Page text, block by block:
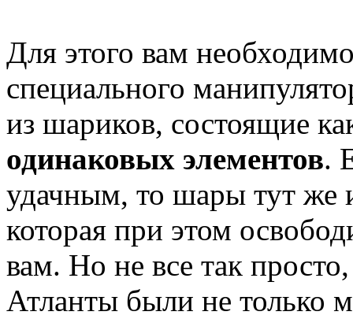
Для этого вам
специального
из шариков, состоящие
одинаковых элементов.
удачным, то шары тут же
которая при этом
вам. Но не все так
Атланты были не только